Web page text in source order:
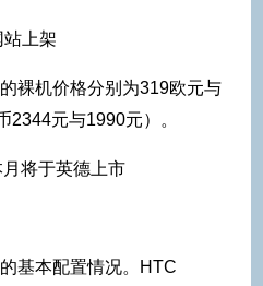
上架
裸机价格分别为319欧元与
2344元与1990元）。
基本配置情况。HTC